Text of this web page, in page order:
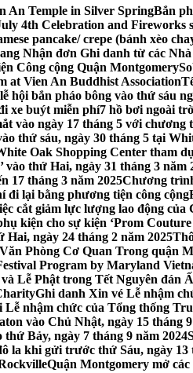
An Temple in Silver SpringBắn
4th Celebration and Fireworks
pancake/ crepe (bánh xèo
Nhận đơn Ghi danh từ các
Công cộng Quận Montgomery
at Vien An Buddhist Association
hội bắn pháo bông vào thứ sáu
xe buýt miễn phí7 hồ bơi ngoài
vào ngày 17 tháng 5 với
thứ sáu, ngày 30 tháng 5 tại
Oak Shopping Center tham
vào thứ Hai, ngày 31 tháng 3 năm
17 tháng 3 năm 2025Chương
đi lại bằng phương tiện công cộng
cắt giảm lực lượng lao động
kiện cho sự kiện ‘Prom
ngày 24 tháng 2 năm 2025
Phòng Cơ Quan Trong quận
Program by Maryland
Lễ Phật trong Tết Nguyên đán
Ghi danh Xin vé Lễ nhậm
Lễ nhậm chức của Tổng thống
vào Chủ Nhật, ngày 15 tháng
Bảy, ngày 7 tháng 9 năm 2024
la khi gửi trước thứ Sáu, ngày 13
Quận Montgomery mở